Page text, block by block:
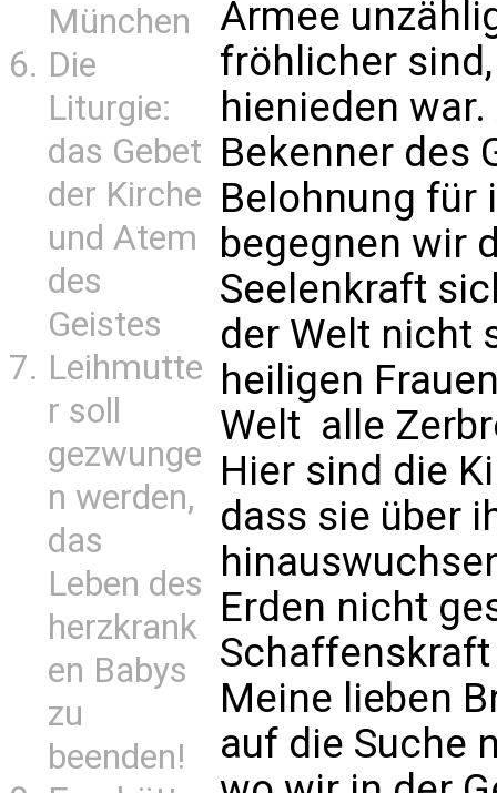
München
Die
Liturgie:
das Gebet
der Kirche
und Atem
des
Geistes
Leihmutte
r soll
gezwunge
n werden,
das
Leben des
herzkrank
en Babys
zu
beenden!
Armee
fröhlicher
hienieden
Bekenner des
Belohnung für
begegnen wir
Seelenkraft
der Welt nicht
heiligen
Welt  alle
Hier sind die
dass sie über
Erden nicht
Meine lieben
auf die Suche